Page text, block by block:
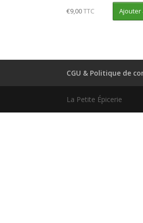
€9,00 TTC Ajouter
CGU & Politique de
La Petite Épicerie